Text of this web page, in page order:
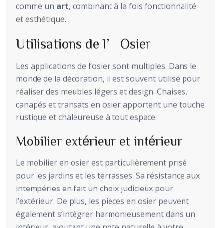
comme un art, combinant à la fois fonctionnalité
et esthétique.
Utilisations de l’Osier
Les applications de l’osier sont multiples. Dans le
monde de la décoration, il est souvent utilisé pour
réaliser des meubles légers et design. Chaises,
canapés et transats en osier apportent une touche
rustique et chaleureuse à tout espace.
Mobilier extérieur et intérieur
Le mobilier en osier est particulièrement prisé
pour les jardins et les terrasses. Sa résistance aux
intempéries en fait un choix judicieux pour
l’extérieur. De plus, les pièces en osier peuvent
également s’intégrer harmonieusement dans un